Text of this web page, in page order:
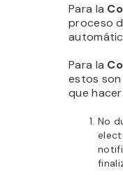
Para la
proceso
Para la
estos
que
No